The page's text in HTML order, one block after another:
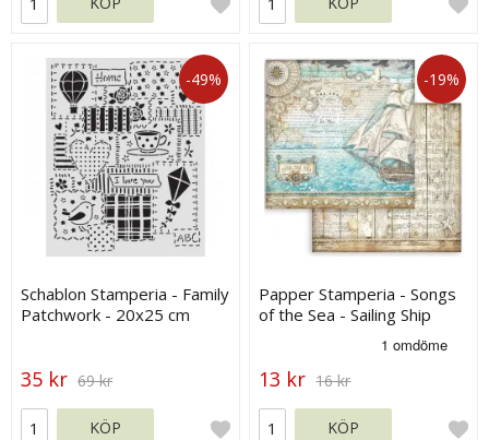
-49%
Schablon Stamperia - Family
Patchwork - 20x25 cm
35 kr 69 kr
KÖP
-19%
Papper Stamperia - Songs
of the Sea - Sailing Ship
13 kr 16 kr
KÖP